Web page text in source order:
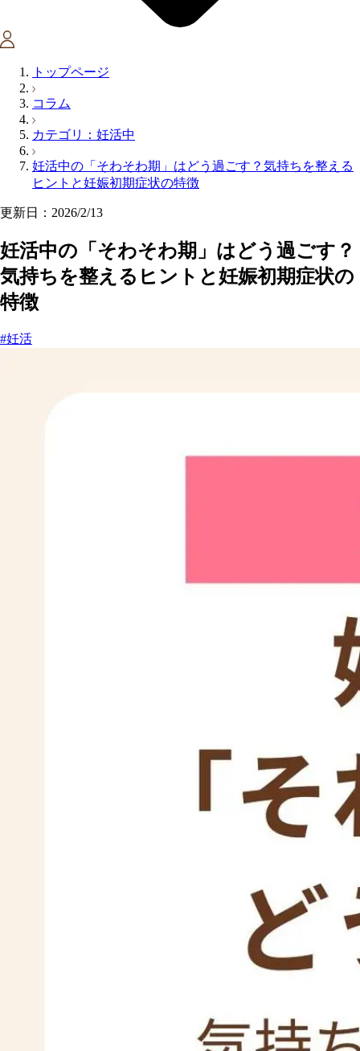
トップページ
コラム
カテゴリ：妊活中
妊活中の「そわそわ期」はどう過ごす？気持ちを整える
ヒントと妊娠初期症状の特徴
更新日：2026/2/13
妊活中の「そわそわ期」はどう過ごす？
気持ちを整えるヒントと妊娠初期症状の
特徴
#妊活